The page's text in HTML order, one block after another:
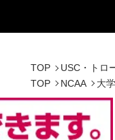
TOP USC・トロ
TOP
NCAA 大